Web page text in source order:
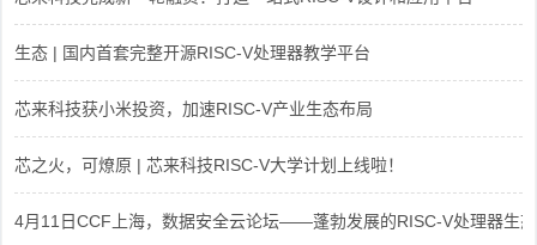
生态 | 国内首套完整开源RISC-V处理器教学平台
芯来科技获小米投资，加速RISC-V产业生态布局
芯之火，可燎原 | 芯来科技RISC-V大学计划上线啦！
4月11日CCF上海，数据安全云论坛——蓬勃发展的RISC-V处理器生态